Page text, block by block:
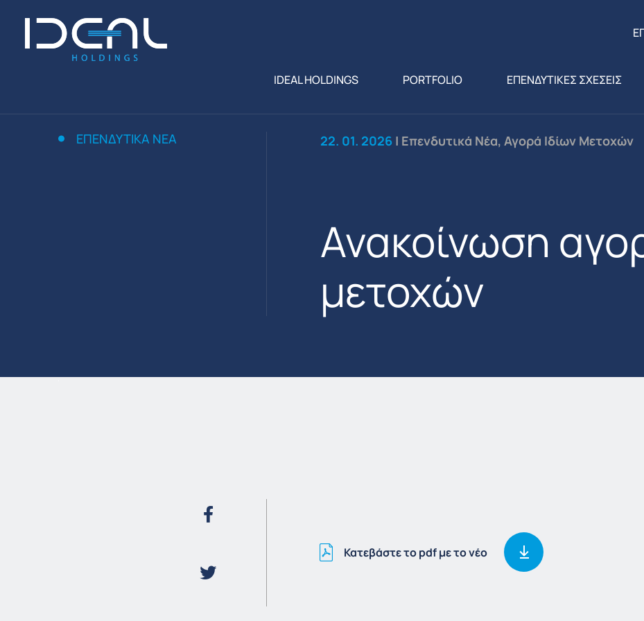
IDEAL HOLDINGS PORTFOLIO ΕΠΕΝΔΥΤΙΚΕΣ ΣΧΕΣΕΙΣ
ΕΠΕΝΔΥΤΙΚΆ ΝΈΑ 22. 01. 2026 | Επενδυτικά Νέα, Αγορά Ιδίων Μετοχών
Ανακοίνωση
μετοχών
Κατεβάστε το pdf με το νέο